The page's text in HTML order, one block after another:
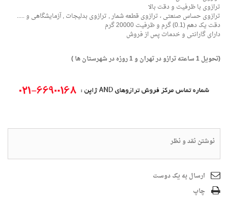
ترازوی با ظرفیت و دقت بالا
ترازوی حساس صنعتی ، ترازوی قطعه شمار , ترازوی بدلیجات , آزمایشگاهی و .....
دقت یک دهم (0.1) گرم و ظرفیت 20000 گرم
دارای گارانتی و خدمات پس از فروش
(تحویل 1 ساعته ترازو در تهران و 1 روزه در شهرستان ها )
نوشتن نقد و نظر
ارسال به یک دوست
چاپ